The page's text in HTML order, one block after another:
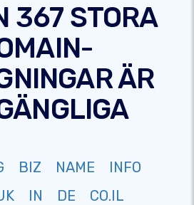
367 STORA
ÄR
BIZ NAME
INFO
IN DE
CO.IL